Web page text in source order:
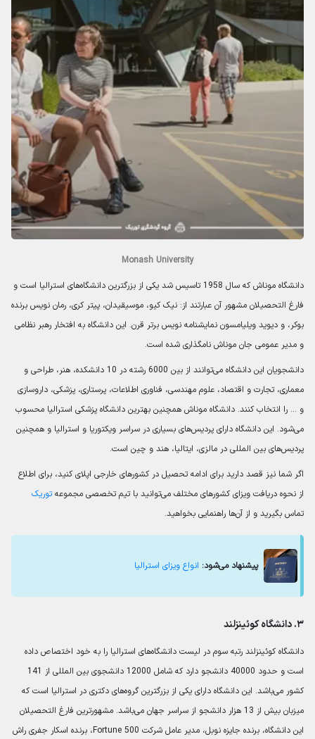
Monash University
دانشگاه موناش که سال 1958 تاسیس شد یکی از بزرگترین دانشگاه‌های استرالیا است و
فارغ التحصیلان مشهور آن عبارتند از: نیک کیو، موسیقیدان، پیتر کری، رمان نویس برنده
بوکر، و دیوید ویلیامسون نمایشنامه نویس برتر قرن. این دانشگاه به افتخار رهبر نظامی
و مدیر عمومی جان موناش نامگذاری شده است.
دانشجویان این دانشگاه می‌توانند از بین 6000 رشته در 10 دانشکده، هنر، طراحی و
معماری، تجارت و اقتصاد، علوم مهندسی، فناوری اطلاعات، پرستاری، پزشکی، داروسازی
و … را انتخاب کنند. دانشگاه موناش همچنین بهترین دانشگاه پزشکی استرالیا محسوب
می‌شود. این دانشگاه دارای پردیس‌های بسیاری در سراسر ویکتوریا و استرالیا و همچنین
پردیس‌های بین المللی در مالزی، ایتالیا، هند و چین است.
اگر شما نیز قصد دارید برای ادامه تحصیل در کشورهای خارجی اپلای کنید، برای اطلاع
از نحوه دریافت ویزای کشورهای مختلف می‌توانید با تیم تخصصی مجموعهتوریک
تماس بگیرید و از آن‌ها راهنمایی بخواهید.
پیشنهاد می‌شود: انواع ویزای استرالیا
۳. دانشگاه کوئینزلند
دانشگاه کوئینزلند رتبه سوم در لیست دانشگاه‌های استرالیا را به خود اختصاص داده
است و حدود 40000 دانشجو دارد که شامل 12000 دانشجوی بین المللی از 141
کشور می‌باشد. این دانشگاه دارای یکی از بزرگترین گروه‌های دکتری در استرالیا است که
میزبان بیش از 13 هزار دانشجو از سراسر جهان می‌باشد. مشهورترین فارغ التحصیلان
این دانشگاه، برنده جایزه نوبل، مدیر عامل شرکت Fortune 500، برنده اسکار جفری راش